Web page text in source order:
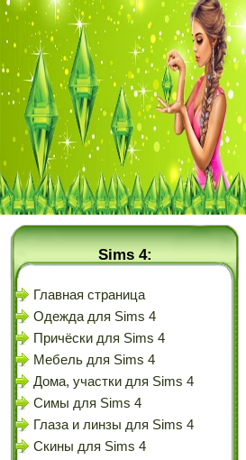
Sims 4:
Главная страница
Одежда для Sims 4
Причёски для Sims 4
Мебель для Sims 4
Дома, участки для Sims 4
Симы для Sims 4
Глаза и линзы для Sims 4
Скины для Sims 4